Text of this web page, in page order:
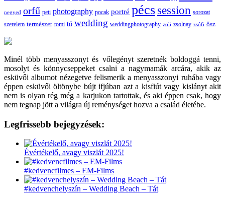
negyed orfű peti photography pocak portré pécssession sorozat
szerelem természet tomi tó wedding weddingphotography zoli zsolnay zsófi ősz
Minél több menyasszonyt és vőlegényt szeretnék boldoggá tenni,
mosolyt és könnycseppeket csalni a nagymamák arcára, akik az
esküvői albumot nézegetve felismerik a menyasszonyi ruhába vagy
éppen esküvői öltönybe bújt ifjúban azt a kisfiút vagy kislányt akit
nem is olyan rég még a karjukon tartottak, és aki éppen csak, hogy
nem tegnap jött a világra új reménységet hozva a család életébe.
Legfrissebb bejegyzések:
Évértékelő, avagy viszlát 2025!
#kedvencfilmes – EM-Films
#kedvenchelyszín – Wedding Beach – Tát